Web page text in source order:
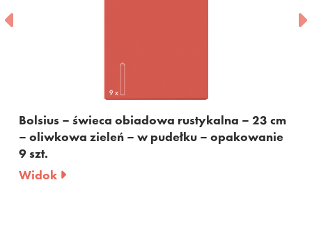
rustykalna – 23 cm
– opakowanie
Bolsius – świeca obiadowa
– bordowa – w pudełku –